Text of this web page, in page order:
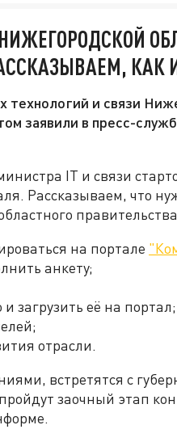
КАК
технологий и связи
заявили в пресс-
IT и связи
Рассказываем, что
на портале
анкету;
загрузить её на портал;
отрасли.
встретятся с
заочный этап